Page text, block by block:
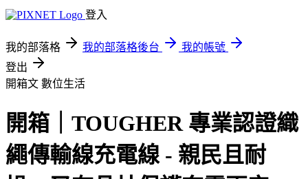
登入
我的部落格 我的部落格後台
我的帳號
登出
開箱文 數位生活
開箱｜TOUGHER 專業認證織
繩傳輸線充電線 - 親民且耐